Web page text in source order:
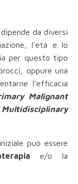
dipende da diversi
l'età e lo
per questo tipo
oppure una
l'efficacia
Malignant
può essere
e/o la